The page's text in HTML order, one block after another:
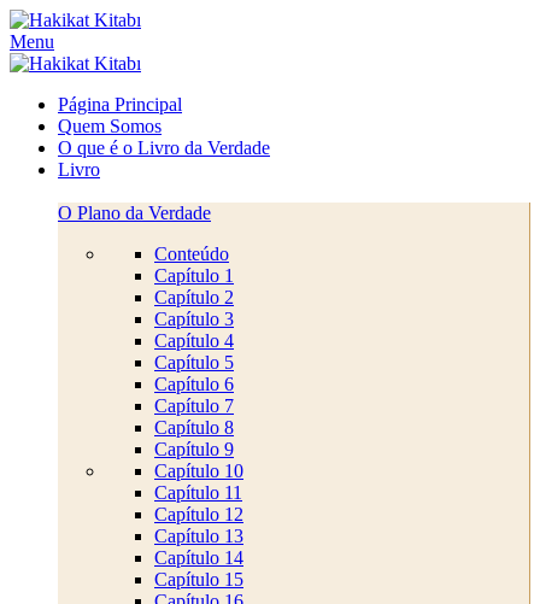
Menu
Página Principal
Quem Somos
O que é o Livro da Verdade
Livro
O Plano da Verdade
Conteúdo
Capítulo 1
Capítulo 2
Capítulo 3
Capítulo 4
Capítulo 5
Capítulo 6
Capítulo 7
Capítulo 8
Capítulo 9
Capítulo 10
Capítulo 11
Capítulo 12
Capítulo 13
Capítulo 14
Capítulo 15